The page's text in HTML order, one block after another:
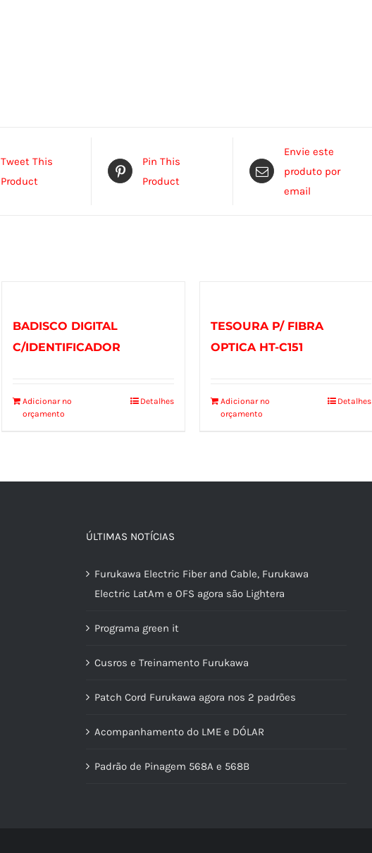
Tweet This
Product
Pin This
Product
Envie este
produto por
email
BADISCO DIGITAL
C/IDENTIFICADOR
Adicionar no
orçamento
Detalhes
TESOURA P/ FIBRA
OPTICA HT-C151
Adicionar no
orçamento
Detalhes
ÚLTIMAS NOTÍCIAS
Furukawa Electric Fiber and Cable, Furukawa
Electric LatAm e OFS agora são Lightera
Programa green it
Cusros e Treinamento Furukawa
Patch Cord Furukawa agora nos 2 padrões
Acompanhamento do LME e DÓLAR
Padrão de Pinagem 568A e 568B